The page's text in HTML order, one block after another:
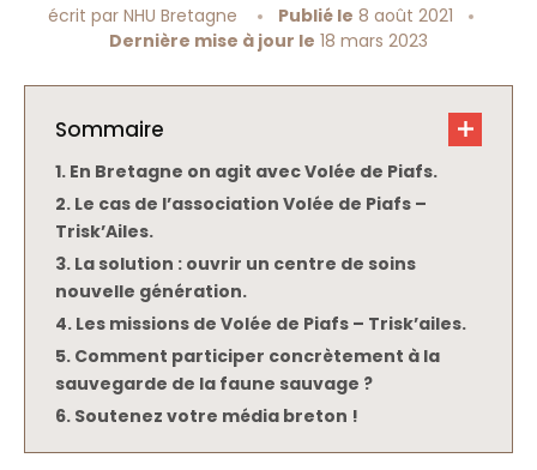
écrit par NHU Bretagne Publié le 8 août 2021
Dernière mise à jour le 18 mars 2023
Sommaire
En Bretagne on agit avec Volée de Piafs.
Le cas de l’association Volée de Piafs –
Trisk’Ailes.
La solution : ouvrir un centre de soins
nouvelle génération.
Les missions de Volée de Piafs – Trisk’ailes.
Comment participer concrètement à la
sauvegarde de la faune sauvage ?
Soutenez votre média breton !